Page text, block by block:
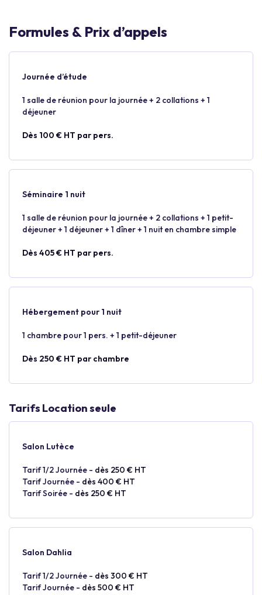
Formules & Prix d’appels
Journée d’étude
1 salle de réunion pour la journée + 2 collations + 1
déjeuner
Dès 100 € HT par pers.
Séminaire 1 nuit
1 salle de réunion pour la journée + 2 collations + 1 petit-
déjeuner + 1 déjeuner + 1 dîner + 1 nuit en chambre simple
Dès 405 € HT par pers.
Hébergement pour 1 nuit
1 chambre pour 1 pers. + 1 petit-déjeuner
Dès 250 € HT par chambre
Tarifs Location seule
Salon Lutèce
Tarif 1/2 Journée - dès 250 € HT
Tarif Journée - dès 400 € HT
Tarif Soirée - dès 250 € HT
Salon Dahlia
Tarif 1/2 Journée - dès 300 € HT
Tarif Journée - dès 500 € HT